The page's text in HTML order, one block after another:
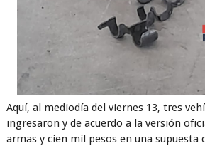
Aquí, al mediodía del viernes 13, tres
ingresaron y de acuerdo a la versión
armas y cien mil pesos en una supuesta